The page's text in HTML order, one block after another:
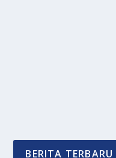
BERITA TERBARU